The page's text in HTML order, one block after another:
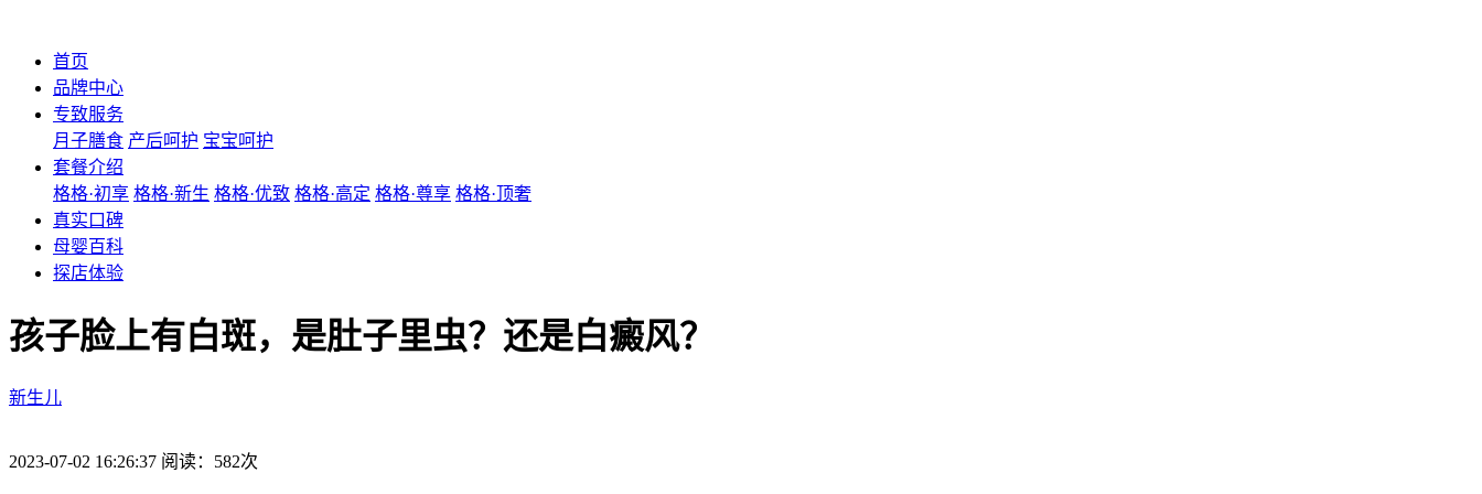
首页
品牌中心
专致服务
月子膳食 产后呵护 宝宝呵护
套餐介绍
格格·初享 格格·新生 格格·优致 格格·高定 格格·尊享 格格·顶奢
真实口碑
母婴百科
探店体验
孩子脸上有白斑，是肚子里虫？还是白癜风？
新生儿
2023-07-02 16:26:37 阅读：582次